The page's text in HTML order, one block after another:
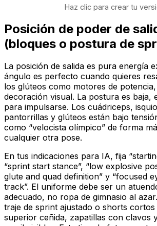
Haz clic para crear tu
Posición de poder de
(bloques o postura de
La posición de salida es pura energía
ángulo es perfecto cuando quieres
los glúteos como motores de
decoración visual. La postura es baja,
para impulsarse. Los cuádriceps,
pantorrillas y glúteos están bajo
como “velocista olímpico” de forma
cualquier otra pose.
En tus indicaciones para IA, fija
“sprint start stance”, “low explosive
glute and quad definition” y “focused
track”. El uniforme debe ser un
adecuado, no ropa de gimnasio al
traje de sprint ajustado o shorts
superior ceñida, zapatillas con clavos